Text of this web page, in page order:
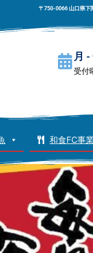
〒750-0066 山口県下
月
受付
和食FC事